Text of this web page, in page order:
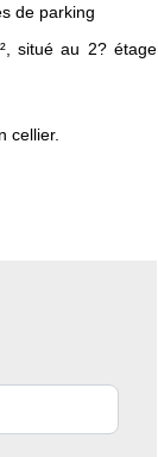
de parking
situé au 2? étage
cellier.
communes, local